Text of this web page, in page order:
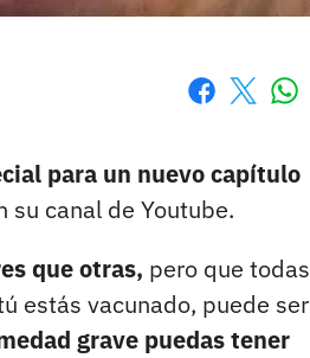
para un nuevo capítulo
su canal de Youtube.
que otras, pero que todas
estás vacunado, puede ser
grave puedas tener